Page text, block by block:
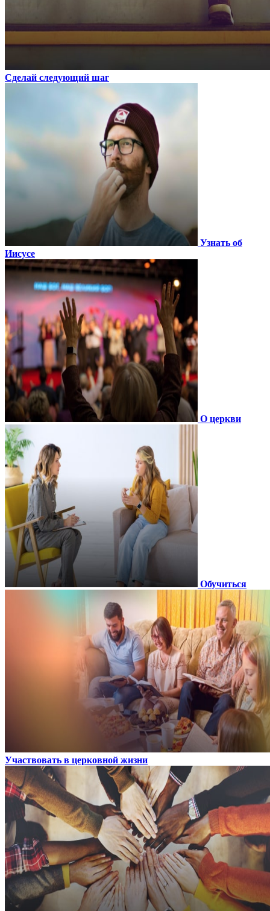
Сделай следующий шаг
Узнать об
Иисусе
О церкви
Обучиться
Участвовать в церковной жизни